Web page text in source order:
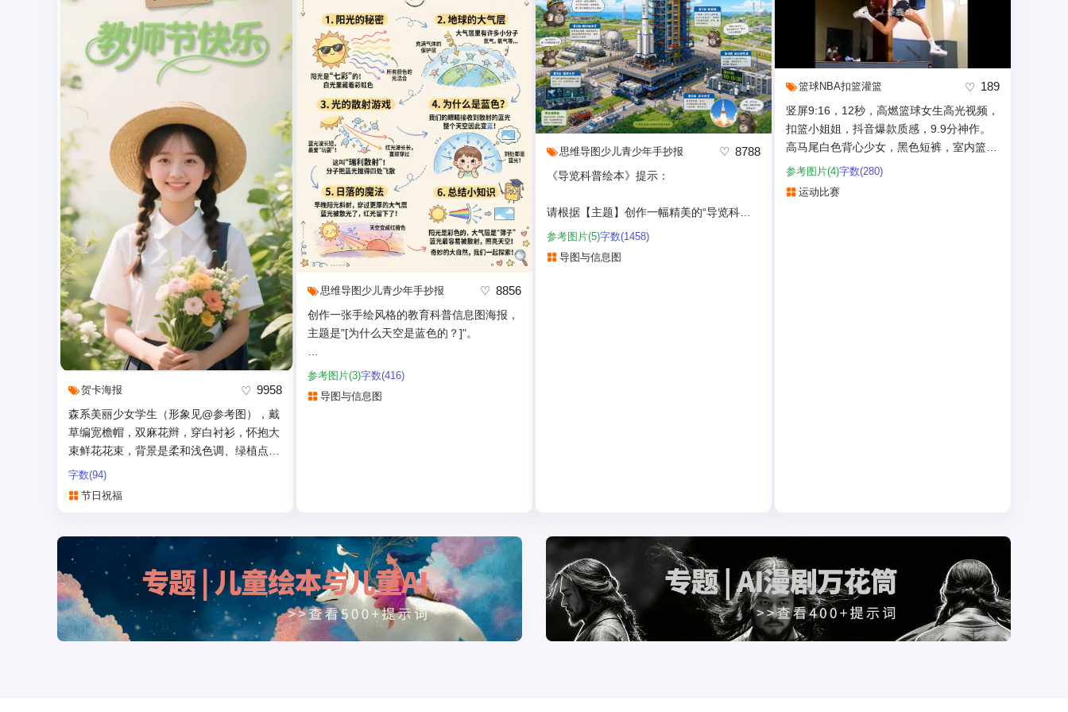
贺卡海报 9958
森系美丽少女学生（形象见@参考图），戴
草编宽檐帽，双麻花辫，穿白衬衫，怀抱大
束鲜花花束，背景是柔和浅色调、绿植点
缀，呈现清新治愈、...
字数(94)
节日祝福
思维导图 少儿青少年手抄报 8856
创作一张手绘风格的教育科普信息图海报，
主题是"[为什么天空是蓝色的？]"。
版面要求：
参考图片(3)字数(416)
导图与信息图
思维导图 少儿青少年手抄报 8788
《导览科普绘本》提示：
请根据【主题】创作一幅精美的“导览科普
绘本”风格插画。
参考图片(5)字数(1458)
导图与信息图
篮球NBA扣篮灌篮 189
竖屏9:16，12秒，高燃篮球女生高光视频，
扣篮小姐姐，抖音爆款质感，9.9分神作。
高马尾白色背心少女，黑色短裤，室内篮球
场，自然光侧逆光...
参考图片(4)字数(280)
运动比赛